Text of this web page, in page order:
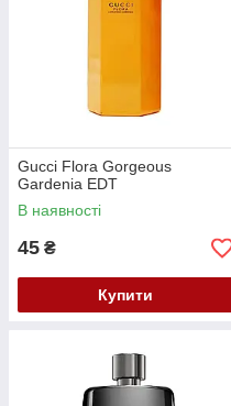
Gucci Flora Gorgeous
Gardenia EDT
В наявності
45 ₴
Купити